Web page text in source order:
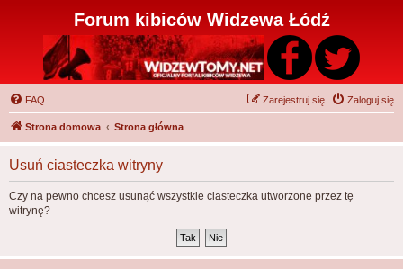
Forum kibiców Widzewa Łódź
FAQ Zaloguj się
Zarejestruj się
Strona domowa Strona główna
Usuń ciasteczka witryny
Czy na pewno chcesz usunąć wszystkie ciasteczka utworzone przez tę
witrynę?